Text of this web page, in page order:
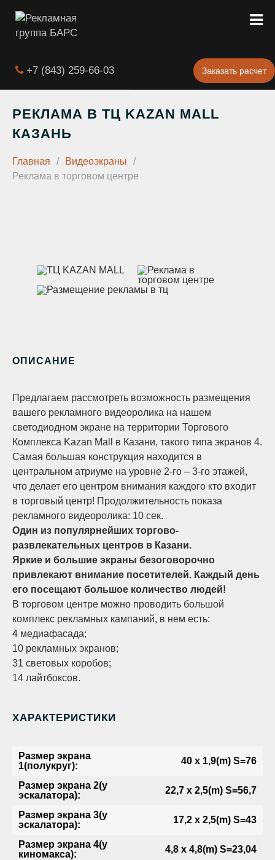
+7 (843) 259-66-03 Заказать расчет
РЕКЛАМА В ТЦ KAZAN MALL
КАЗАНЬ
Главная / Видеоэкраны
/
Реклама в торговом центре
ОПИСАНИЕ
Предлагаем рассмотреть возможность размещения
вашего рекламного видеоролика на нашем
светодиодном экране на территории Торгового
Комплекса Kazan Mall в Казани, такого типа экранов 4.
Самая большая конструкция находится в
центральном атриуме на уровне 2-го – 3-го этажей,
что делает его центром внимания каждого кто входит
в торговый центр! Продолжительность показа
рекламного видеоролика: 10 сек.
Один из популярнейших торгово-
развлекательных центров в Казани.
Яркие и большие экраны безоговорочно
привлекают внимание посетителей. Каждый день
его посещают большое количество людей!
В торговом центре можно проводить большой
комплекс рекламных кампаний, в нем есть:
4 медиафасада;
10 рекламных экранов;
31 световых коробов;
14 лайтбоксов.
ХАРАКТЕРИСТИКИ
Размер экрана
1(полукруг):
40 х 1,9(m) S=76
Размер экрана 2(у
эскалатора):
22,7 х 2,5(m) S=56,7
Размер экрана 3(у
эскалатора):
17,2 х 2,5(m) S=43
Размер экрана 4(у
киномакса):
4,8 х 4,8(m) S=23,04